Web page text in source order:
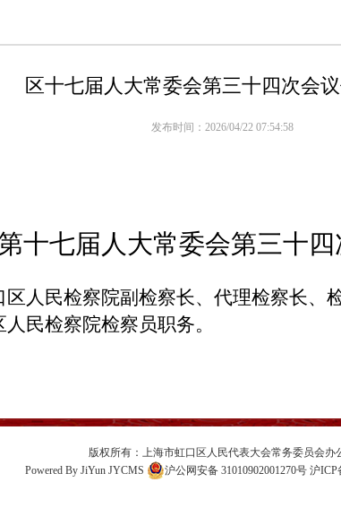
区十七届人大常委会第三十四次会
发布时间：2026/04/22 07:54:58
十七届 人 大常委会第三十四
人民检察院副检察长、代理检察长、
民检察院检察员职务。
版权所有：上海市虹口区人民代表大会常务委员会办
Powered By JiYun JYCMS 沪公网安备 31010902001270号 沪ICP